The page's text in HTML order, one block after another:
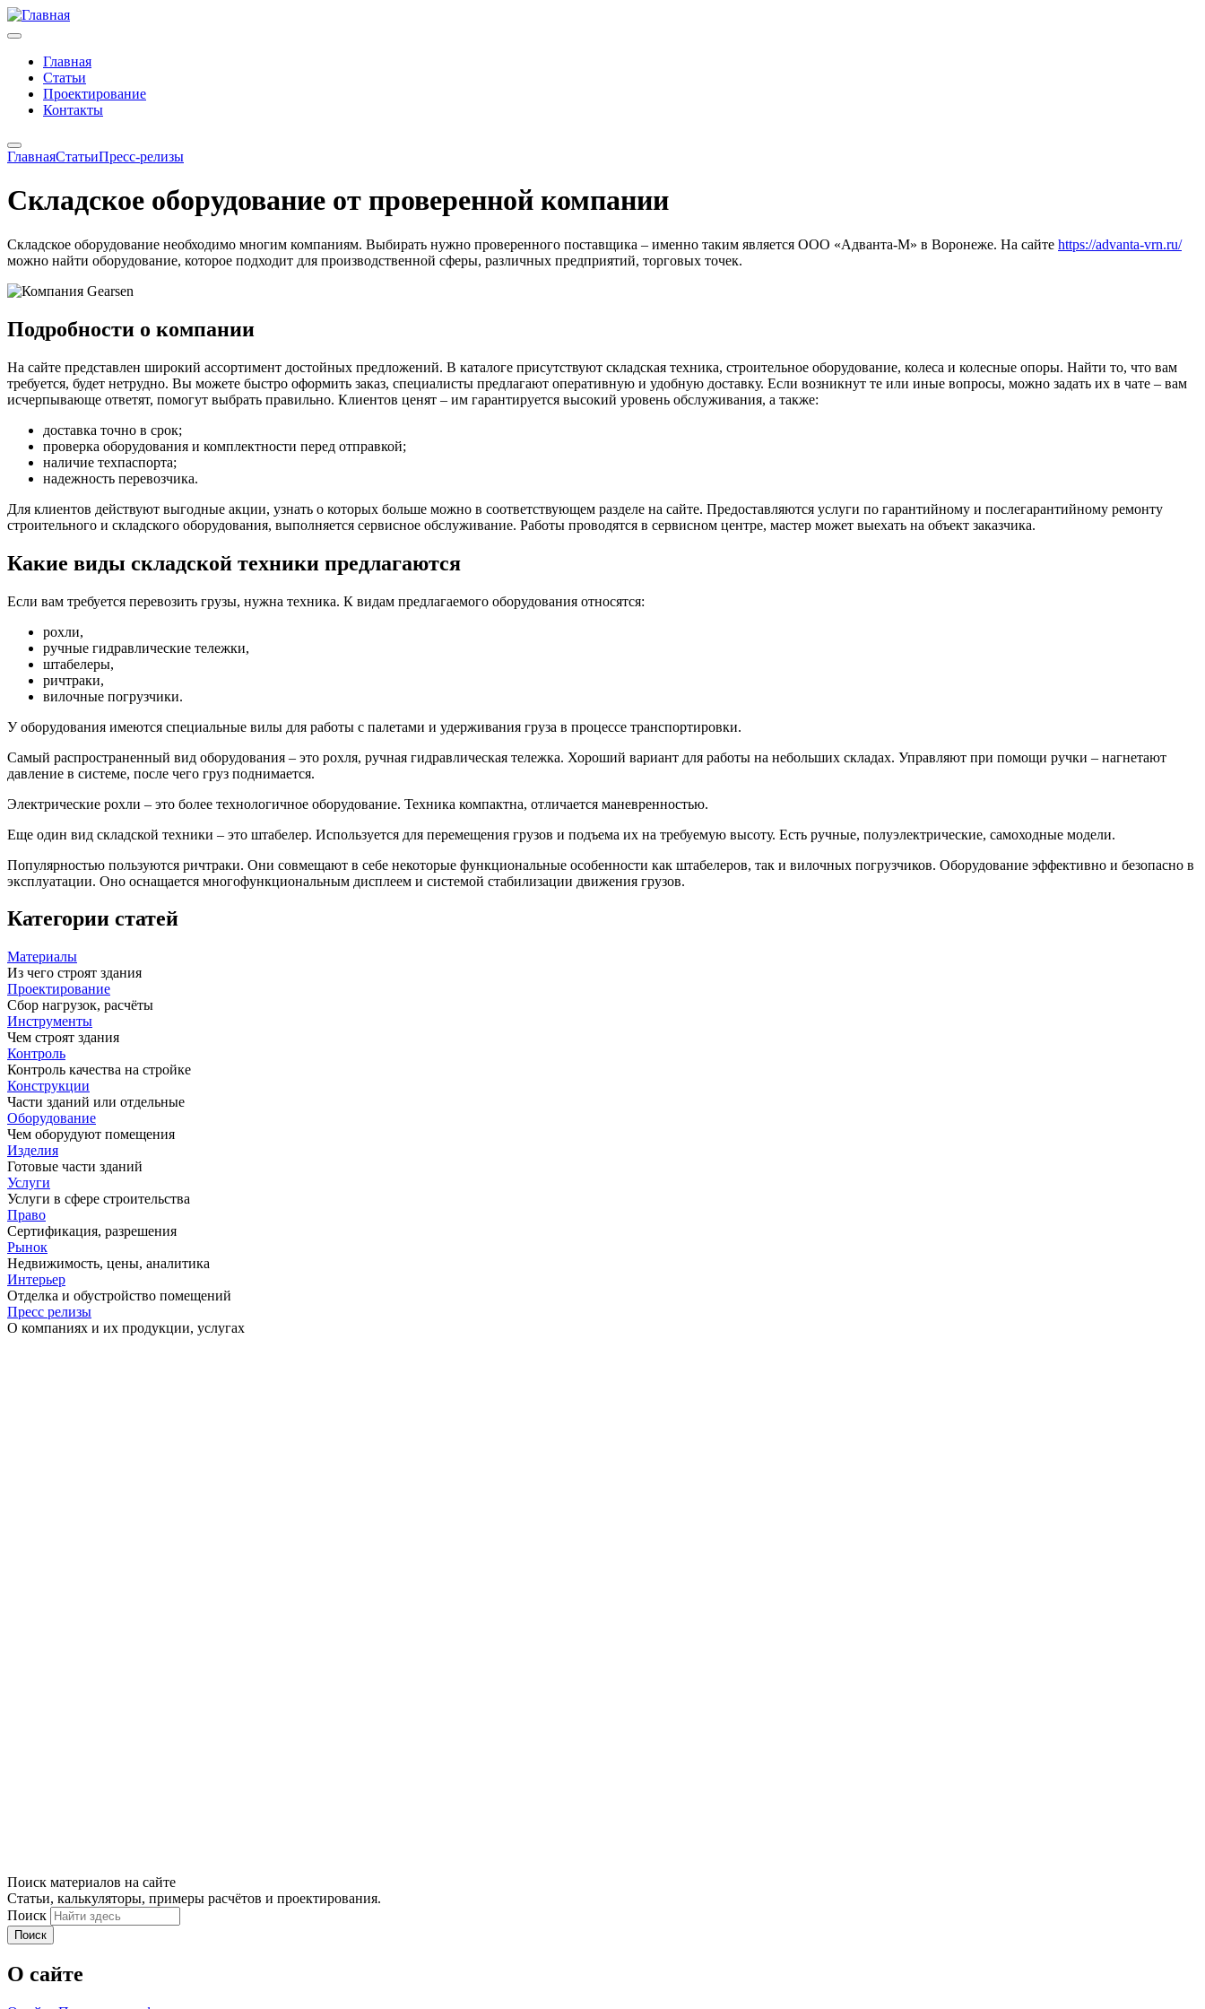
Главная
Статьи
Проектирование
Контакты
ГлавнаяСтатьиПресс-релизы
Складское оборудование от проверенной компании
Складское оборудование необходимо многим компаниям. Выбирать нужно проверенного поставщика – именно таким является ООО «Адванта-М» в Воронеже. На сайте https://advanta-vrn.ru/
можно найти оборудование, которое подходит для производственной сферы, различных предприятий, торговых точек.
Подробности о компании
На сайте представлен широкий ассортимент достойных предложений. В каталоге присутствуют складская техника, строительное оборудование, колеса и колесные опоры. Найти то, что вам
требуется, будет нетрудно. Вы можете быстро оформить заказ, специалисты предлагают оперативную и удобную доставку. Если возникнут те или иные вопросы, можно задать их в чате – вам
исчерпывающе ответят, помогут выбрать правильно. Клиентов ценят – им гарантируется высокий уровень обслуживания, а также:
доставка точно в срок;
проверка оборудования и комплектности перед отправкой;
наличие техпаспорта;
надежность перевозчика.
Для клиентов действуют выгодные акции, узнать о которых больше можно в соответствующем разделе на сайте. Предоставляются услуги по гарантийному и послегарантийному ремонту
строительного и складского оборудования, выполняется сервисное обслуживание. Работы проводятся в сервисном центре, мастер может выехать на объект заказчика.
Какие виды складской техники предлагаются
Если вам требуется перевозить грузы, нужна техника. К видам предлагаемого оборудования относятся:
рохли,
ручные гидравлические тележки,
штабелеры,
ричтраки,
вилочные погрузчики.
У оборудования имеются специальные вилы для работы с палетами и удерживания груза в процессе транспортировки.
Самый распространенный вид оборудования – это рохля, ручная гидравлическая тележка. Хороший вариант для работы на небольших складах. Управляют при помощи ручки – нагнетают
давление в системе, после чего груз поднимается.
Электрические рохли – это более технологичное оборудование. Техника компактна, отличается маневренностью.
Еще один вид складской техники – это штабелер. Используется для перемещения грузов и подъема их на требуемую высоту. Есть ручные, полуэлектрические, самоходные модели.
Популярностью пользуются ричтраки. Они совмещают в себе некоторые функциональные особенности как штабелеров, так и вилочных погрузчиков. Оборудование эффективно и безопасно в
эксплуатации. Оно оснащается многофункциональным дисплеем и системой стабилизации движения грузов.
Категории статей
Материалы
Из чего строят здания
Проектирование
Сбор нагрузок, расчёты
Инструменты
Чем строят здания
Контроль
Контроль качества на стройке
Конструкции
Части зданий или отдельные
Оборудование
Чем оборудуют помещения
Изделия
Готовые части зданий
Услуги
Услуги в сфере строительства
Право
Сертификация, разрешения
Рынок
Недвижимость, цены, аналитика
Интерьер
Отделка и обустройство помещений
Пресс релизы
О компаниях и их продукции, услугах
Поиск материалов на сайте
Статьи, калькуляторы, примеры расчётов и проектирования.
Поиск
Поиск
О сайте